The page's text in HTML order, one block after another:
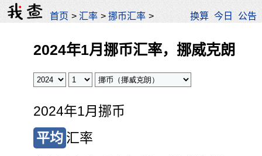
首页 >汇率 >挪币汇率 > 换算 今日 公告
2024年1月挪币汇率，挪威克朗
2024年1月挪币
平均 汇率